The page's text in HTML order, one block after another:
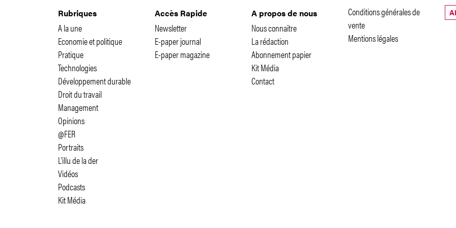
Rubriques
A la une
Economie et politique
Pratique
Technologies
Développement durable
Droit du travail
Management
Opinions
@FER
Portraits
L'illu de la der
Vidéos
Podcasts
Kit Média
Accès Rapide
Newsletter
E-paper journal
E-paper magazine
A propos de nous
Nous connaître
La rédaction
Abonnement papier
Kit Média
Contact
Conditions générales de
vente
Mentions légales